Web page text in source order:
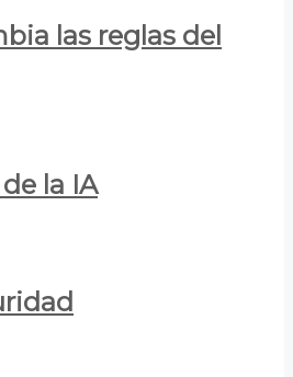
las reglas del
la IA